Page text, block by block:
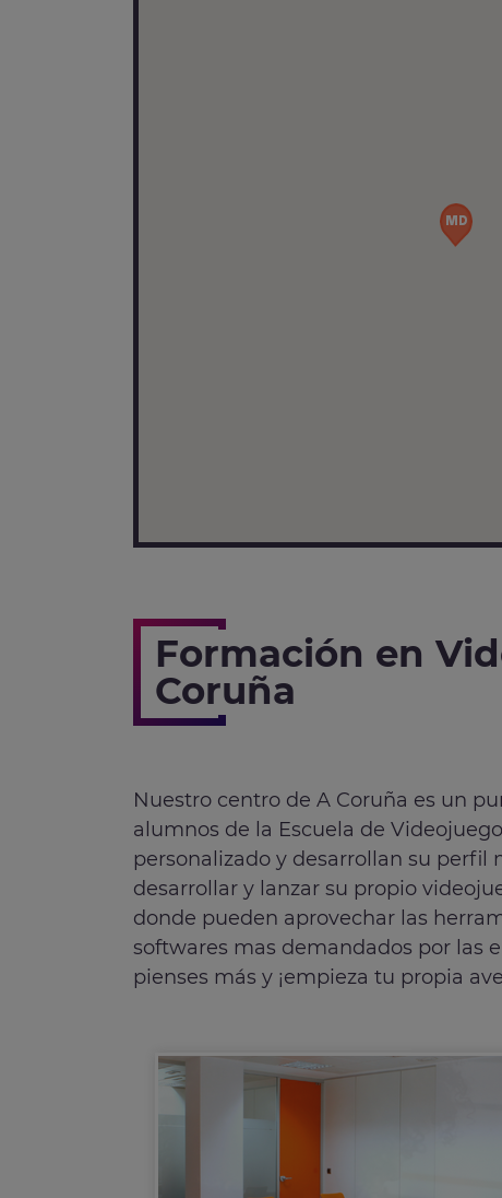
Formación en
Coruña
Nuestro centro de A Coruña es un
alumnos de la Escuela de
personalizado y desarrollan su perfil
desarrollar y lanzar su propio
donde pueden aprovechar las
softwares mas demandados por las
pienses más y ¡empieza tu propia